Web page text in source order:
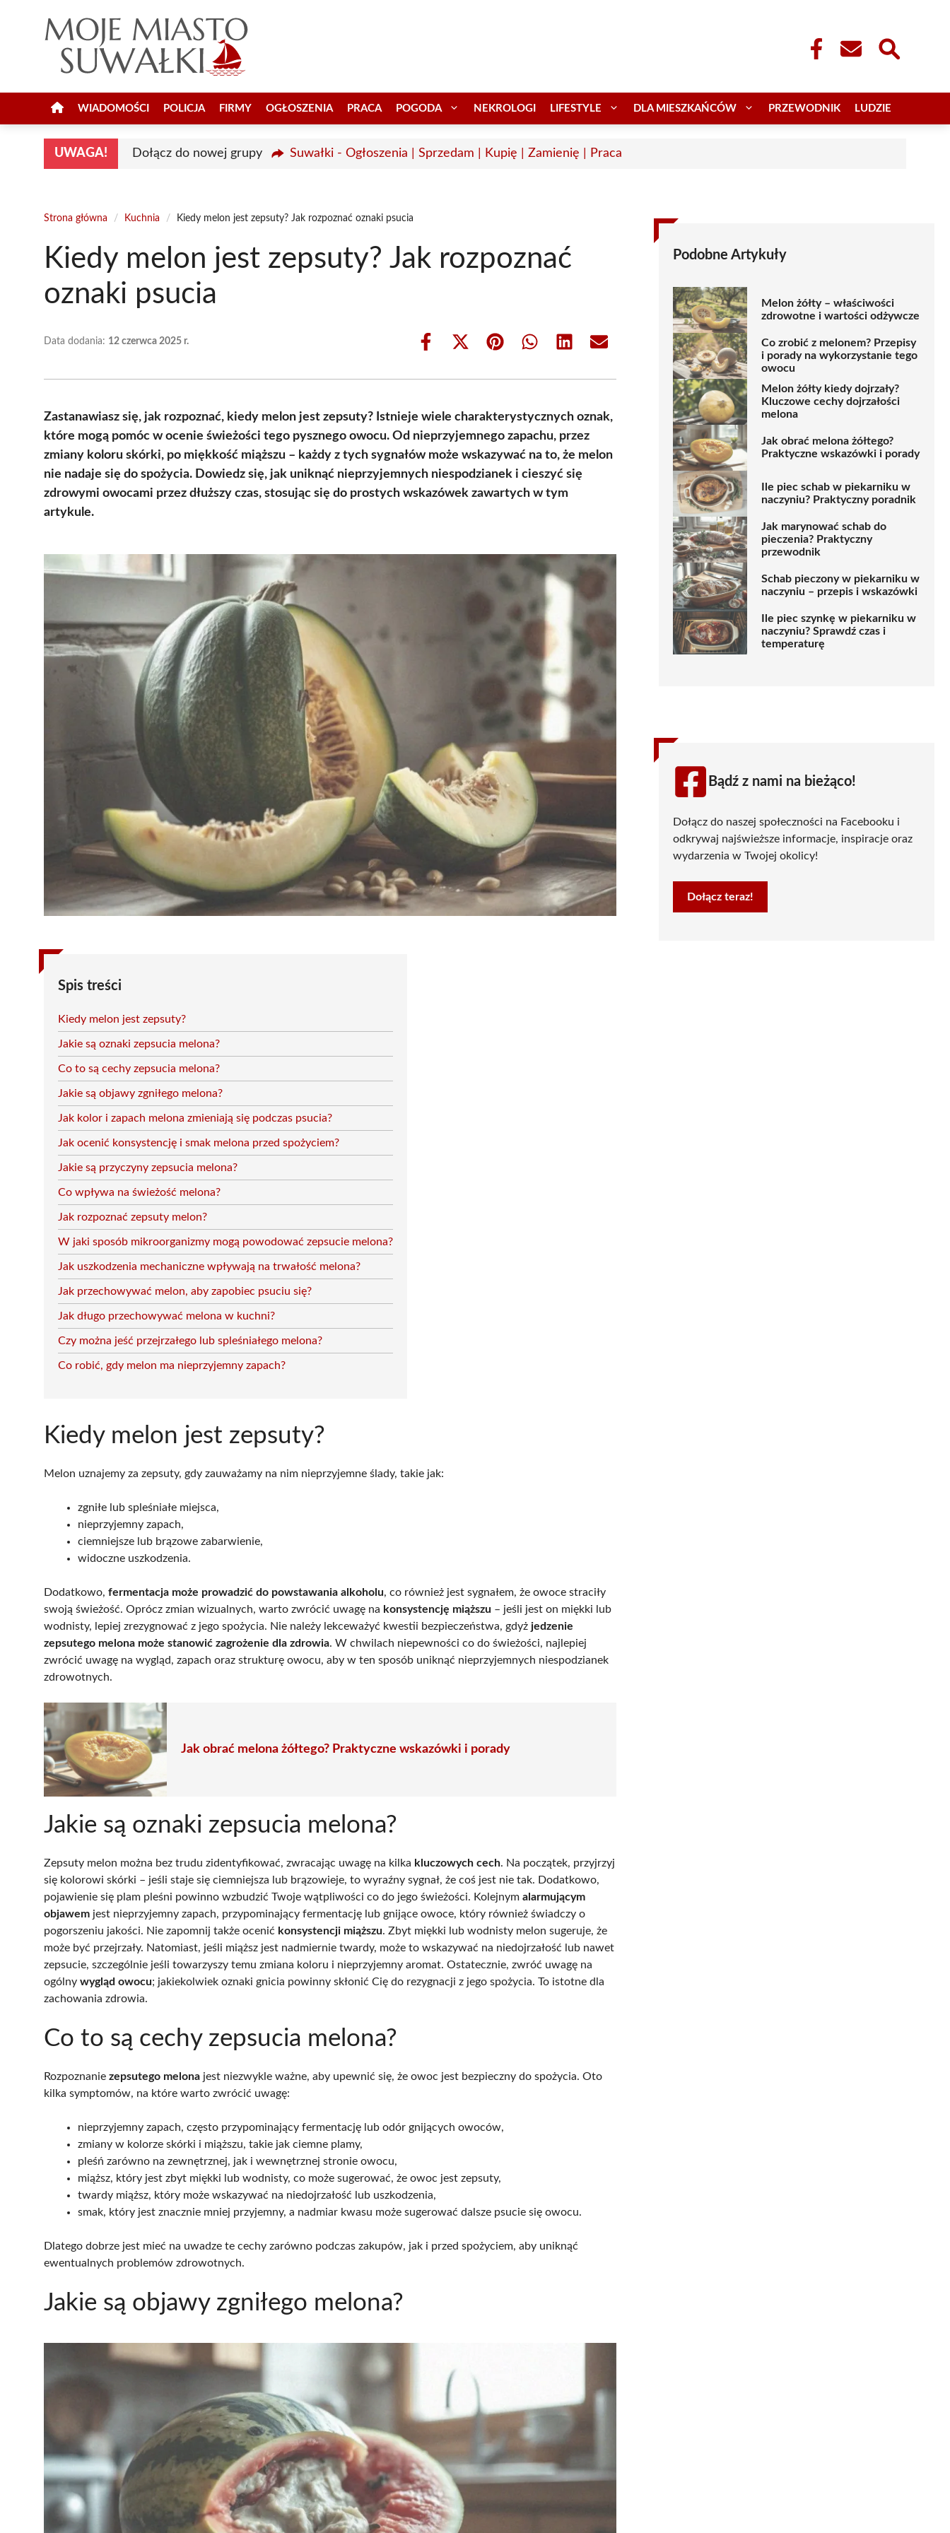
WIADOMOŚCI POLICJA FIRMY OGŁOSZENIA PRACA POGODA NEKROLOGI LIFESTYLE DLA MIESZKAŃCÓW PRZEWODNIK LUDZIE
UWAGA! Dołącz do nowej grupy Suwałki - Ogłoszenia | Sprzedam | Kupię | Zamienię | Praca
Strona główna / Kuchnia / Kiedy melon jest zepsuty? Jak rozpoznać oznaki psucia
Kiedy melon jest zepsuty? Jak rozpoznać
oznaki psucia
Data dodania: 12 czerwca 2025 r.
Share
Share
(Twitter)
Share Share Share Share
Zastanawiasz się, jak rozpoznać, kiedy melon jest zepsuty? Istnieje wiele charakterystycznych oznak,
które mogą pomóc w ocenie świeżości tego pysznego owocu. Od nieprzyjemnego zapachu, przez
zmiany koloru skórki, po miękkość miąższu – każdy z tych sygnałów może wskazywać na to, że melon
nie nadaje się do spożycia. Dowiedz się, jak uniknąć nieprzyjemnych niespodzianek i cieszyć się
zdrowymi owocami przez dłuższy czas, stosując się do prostych wskazówek zawartych w tym
artykule.
Spis treści
Kiedy melon jest zepsuty?
Jakie są oznaki zepsucia melona?
Co to są cechy zepsucia melona?
Jakie są objawy zgniłego melona?
Jak kolor i zapach melona zmieniają się podczas psucia?
Jak ocenić konsystencję i smak melona przed spożyciem?
Jakie są przyczyny zepsucia melona?
Co wpływa na świeżość melona?
Jak rozpoznać zepsuty melon?
W jaki sposób mikroorganizmy mogą powodować zepsucie melona?
Jak uszkodzenia mechaniczne wpływają na trwałość melona?
Jak przechowywać melon, aby zapobiec psuciu się?
Jak długo przechowywać melona w kuchni?
Czy można jeść przejrzałego lub spleśniałego melona?
Co robić, gdy melon ma nieprzyjemny zapach?
Kiedy melon jest zepsuty?
Melon uznajemy za zepsuty, gdy zauważamy na nim nieprzyjemne ślady, takie jak:
zgniłe lub spleśniałe miejsca,
nieprzyjemny zapach,
ciemniejsze lub brązowe zabarwienie,
widoczne uszkodzenia.
Dodatkowo, fermentacja może prowadzić do powstawania alkoholu, co również jest sygnałem, że owoce straciły
swoją świeżość. Oprócz zmian wizualnych, warto zwrócić uwagę na konsystencję miąższu – jeśli jest on miękki lub
wodnisty, lepiej zrezygnować z jego spożycia. Nie należy lekceważyć kwestii bezpieczeństwa, gdyż jedzenie
zepsutego melona może stanowić zagrożenie dla zdrowia. W chwilach niepewności co do świeżości, najlepiej
zwrócić uwagę na wygląd, zapach oraz strukturę owocu, aby w ten sposób uniknąć nieprzyjemnych niespodzianek
zdrowotnych.
Jak obrać melona żółtego? Praktyczne wskazówki i porady
Jakie są oznaki zepsucia melona?
Zepsuty melon można bez trudu zidentyfikować, zwracając uwagę na kilka kluczowych cech. Na początek, przyjrzyj
się kolorowi skórki – jeśli staje się ciemniejsza lub brązowieje, to wyraźny sygnał, że coś jest nie tak. Dodatkowo,
pojawienie się plam pleśni powinno wzbudzić Twoje wątpliwości co do jego świeżości. Kolejnym alarmującym
objawem jest nieprzyjemny zapach, przypominający fermentację lub gnijące owoce, który również świadczy o
pogorszeniu jakości. Nie zapomnij także ocenić konsystencji miąższu. Zbyt miękki lub wodnisty melon sugeruje, że
może być przejrzały. Natomiast, jeśli miąższ jest nadmiernie twardy, może to wskazywać na niedojrzałość lub nawet
zepsucie, szczególnie jeśli towarzyszy temu zmiana koloru i nieprzyjemny aromat. Ostatecznie, zwróć uwagę na
ogólny wygląd owocu; jakiekolwiek oznaki gnicia powinny skłonić Cię do rezygnacji z jego spożycia. To istotne dla
zachowania zdrowia.
Co to są cechy zepsucia melona?
Rozpoznanie zepsutego melona jest niezwykle ważne, aby upewnić się, że owoc jest bezpieczny do spożycia. Oto
kilka symptomów, na które warto zwrócić uwagę:
nieprzyjemny zapach, często przypominający fermentację lub odór gnijących owoców,
zmiany w kolorze skórki i miąższu, takie jak ciemne plamy,
pleśń zarówno na zewnętrznej, jak i wewnętrznej stronie owocu,
miąższ, który jest zbyt miękki lub wodnisty, co może sugerować, że owoc jest zepsuty,
twardy miąższ, który może wskazywać na niedojrzałość lub uszkodzenia,
smak, który jest znacznie mniej przyjemny, a nadmiar kwasu może sugerować dalsze psucie się owocu.
Dlatego dobrze jest mieć na uwadze te cechy zarówno podczas zakupów, jak i przed spożyciem, aby uniknąć
ewentualnych problemów zdrowotnych.
Jakie są objawy zgniłego melona?
Podobne Artykuły
Melon żółty – właściwości
zdrowotne i wartości odżywcze
Co zrobić z melonem? Przepisy
i porady na wykorzystanie tego
owocu
Melon żółty kiedy dojrzały?
Kluczowe cechy dojrzałości
melona
Jak obrać melona żółtego?
Praktyczne wskazówki i porady
Ile piec schab w piekarniku w
naczyniu? Praktyczny poradnik
Jak marynować schab do
pieczenia? Praktyczny
przewodnik
Schab pieczony w piekarniku w
naczyniu – przepis i wskazówki
Ile piec szynkę w piekarniku w
naczyniu? Sprawdź czas i
temperaturę
Bądź z nami na bieżąco!
Dołącz do naszej społeczności na Facebooku i
odkrywaj najświeższe informacje, inspiracje oraz
wydarzenia w Twojej okolicy!
Dołącz teraz!